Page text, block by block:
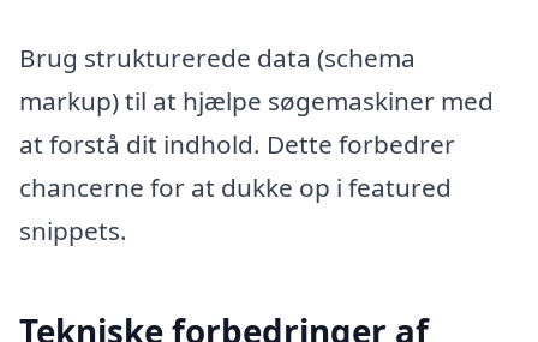
Brug strukturerede data (schema
markup) til at hjælpe søgemaskiner med
at forstå dit indhold. Dette forbedrer
chancerne for at dukke op i featured
snippets.
Tekniske forbedringer af